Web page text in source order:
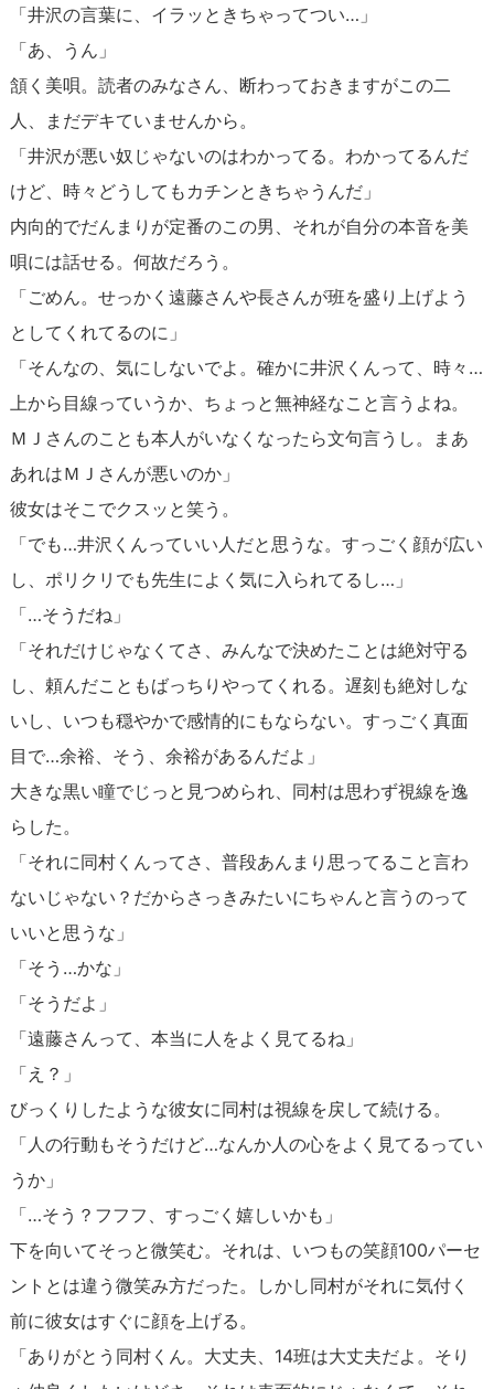
「井沢の言葉に、イラッときちゃってつい…」
「あ、うん」
頷く美唄。読者のみなさん、断わっておきますがこの二
人、まだデキていませんから。
「井沢が悪い奴じゃないのはわかってる。わかってるんだ
けど、時々どうしてもカチンときちゃうんだ」
内向的でだんまりが定番のこの男、それが自分の本音を美
唄には話せる。何故だろう。
「ごめん。せっかく遠藤さんや長さんが班を盛り上げよう
としてくれてるのに」
「そんなの、気にしないでよ。確かに井沢くんって、時々…
上から目線っていうか、ちょっと無神経なこと言うよね。
ＭＪさんのことも本人がいなくなったら文句言うし。まあ
あれはＭＪさんが悪いのか」
彼女はそこでクスッと笑う。
「でも…井沢くんっていい人だと思うな。すっごく顔が広い
し、ポリクリでも先生によく気に入られてるし…」
「…そうだね」
「それだけじゃなくてさ、みんなで決めたことは絶対守る
し、頼んだこともばっちりやってくれる。遅刻も絶対しな
いし、いつも穏やかで感情的にもならない。すっごく真面
目で…余裕、そう、余裕があるんだよ」
大きな黒い瞳でじっと見つめられ、同村は思わず視線を逸
らした。
「それに同村くんってさ、普段あんまり思ってること言わ
ないじゃない？だからさっきみたいにちゃんと言うのって
いいと思うな」
「そう…かな」
「そうだよ」
「遠藤さんって、本当に人をよく見てるね」
「え？」
びっくりしたような彼女に同村は視線を戻して続ける。
「人の行動もそうだけど…なんか人の心をよく見てるってい
うか」
「…そう？フフフ、すっごく嬉しいかも」
下を向いてそっと微笑む。それは、いつもの笑顔100パーセ
ントとは違う微笑み方だった。しかし同村がそれに気付く
前に彼女はすぐに顔を上げる。
「ありがとう同村くん。大丈夫、14班は大丈夫だよ。そり